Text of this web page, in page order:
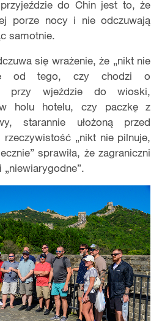
do Chin jest to, że
porze nocy i nie odczuwają
samotnie.
się wrażenie, że „nikt nie
od tego, czy chodzi o
przy wjeździe do wioski,
holu hotelu, czy paczkę z
starannie ułożoną przed
„nikt nie pilnuje,
sprawiła, że zagraniczni